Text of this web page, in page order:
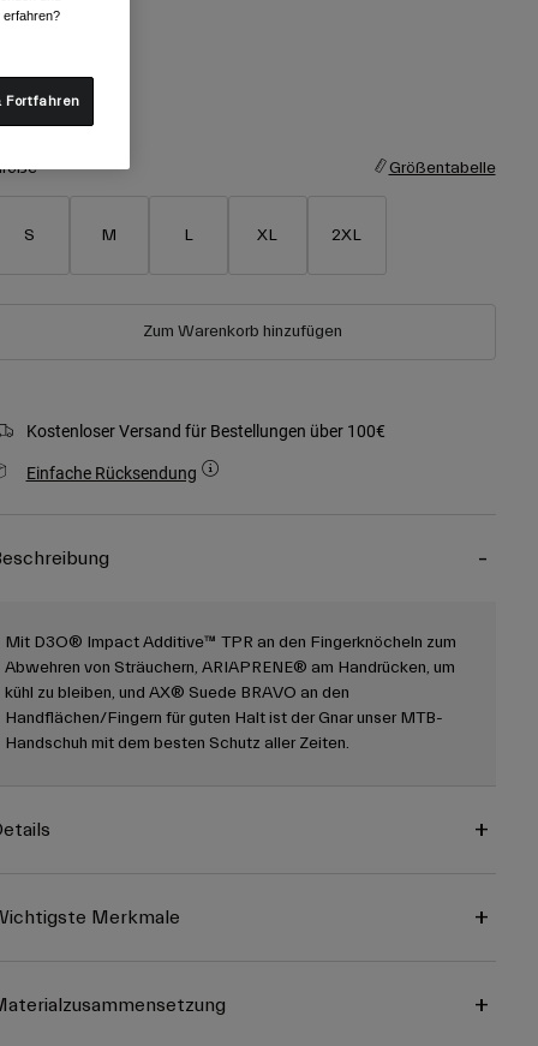
-Schwarz
ausgewählt
Größentabelle
S M L XL 2XL
Zum Warenkorb hinzufügen
Kostenloser Versand für Bestellungen über 100€
Einfache Rücksendung
Mit D3O® Impact Additive™ TPR an den Fingerknöcheln zum
Abwehren von Sträuchern, ARIAPRENE® am Handrücken, um
kühl zu bleiben, und AX® Suede BRAVO an den
Handflächen/Fingern für guten Halt ist der Gnar unser MTB-
Handschuh mit dem besten Schutz aller Zeiten.
Merkmale
erfahren?
Fortfahren